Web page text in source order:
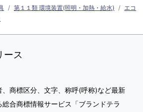
第１１類 環境装置(照明・加熱・給水)
エコ
ース
商標区分、文字、称呼(呼称)など最新
合商標情報サービス「ブランドテラ